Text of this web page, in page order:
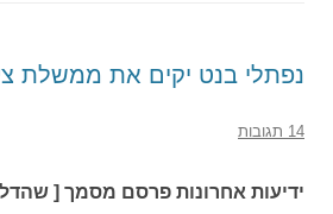
נפתלי בנט יקים את ממשלת
14 תגובות
ידיעות אחרונות פרסם מסמך [